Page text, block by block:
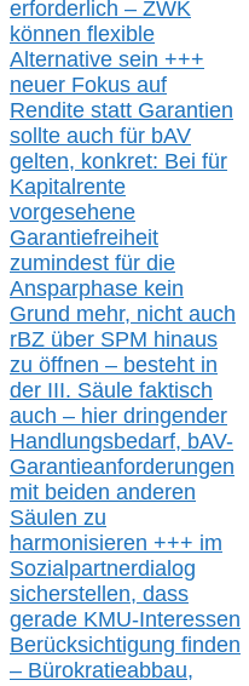
erforderlich – ZWK
können flexible
Alternative sein +++
neuer Fokus auf
Rendite statt Garantien
sollte auch für bAV
gelten, konkret: Bei für
Kapitalrente
vorgesehene
Garantiefreiheit
zumindest für die
Ansparphase kein
Grund mehr, nicht auch
rBZ über SPM hinaus
zu öffnen – besteht in
der III. Säule faktisch
auch – hier dringender
Handlungsbedarf, bAV-
Garantieanforderungen
mit beiden anderen
Säulen zu
harmonisieren +++ im
Sozialpartnerdialog
sicherstellen, dass
gerade KMU-Interessen
Berücksichtigung finden
– Bürokratieabbau,